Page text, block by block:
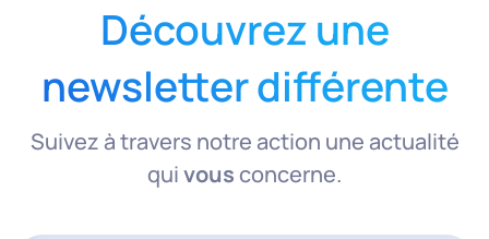
Découvrez une
newsletter différente
Suivez à travers notre action une actualité
quivousconcerne.